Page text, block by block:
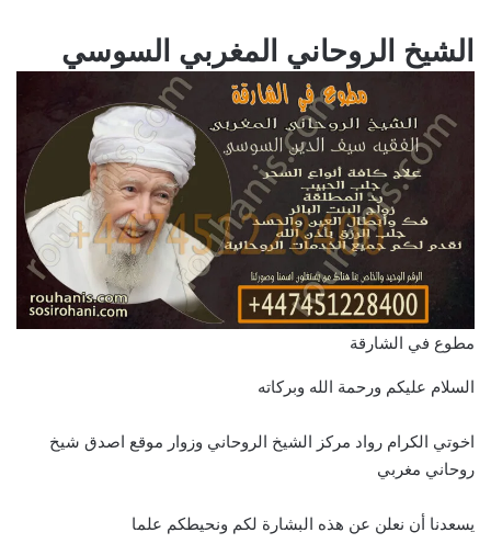
الشيخ الروحاني المغربي السوسي
مطوع في الشارقة
السلام عليكم ورحمة الله وبركاته
اخوتي الكرام رواد مركز الشيخ الروحاني وزوار موقع اصدق شيخ
روحاني مغربي
يسعدنا أن نعلن عن هذه البشارة لكم ونحيطكم علما